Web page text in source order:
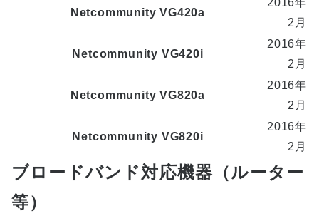
Netcommunity VG420a
2016年
2月
Netcommunity VG420i
2016年
2月
Netcommunity VG820a
2016年
2月
Netcommunity VG820i
2016年
2月
ブロードバンド対応機器（ルーター
等）